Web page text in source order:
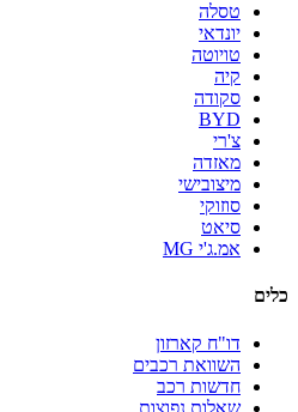
טסלה
יונדאי
טויוטה
קיה
סקודה
BYD
צ'רי
מאזדה
מיצובישי
סוזוקי
סיאט
אמ.ג'י MG
כלים
דו"ח קארזון
השוואת רכבים
חדשות רכב
שאלות נפוצות